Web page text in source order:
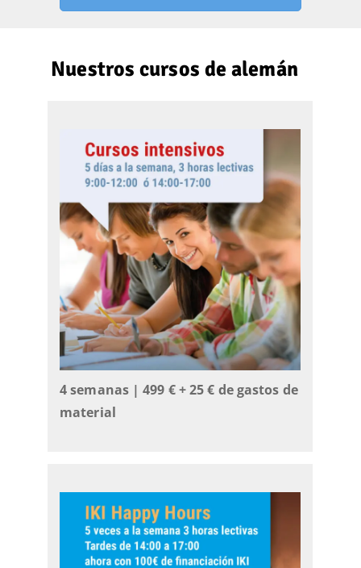
Nuestros cursos de alemán
4 semanas | 499 €+ 25 € de gastos de
material